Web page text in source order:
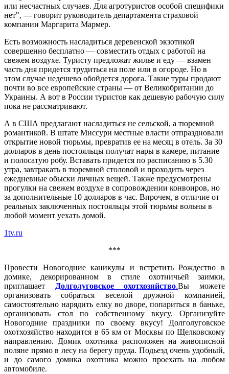
или несчастных случаев. Для агротуристов особой специфики
нет", — говорит руководитель департамента страховой
компании Маргарита Мармер.
Есть возможность насладиться деревенской экзотикой
совершенно бесплатно — совместить отдых с работой на
свежем воздухе. Туристу предложат жилье и еду — взамен
часть дня придется трудиться на поле или в огороде. Но в
этом случае недешево обойдется дорога. Такие туры продают
почти во все европейские страны — от Великобритании до
Украины. А вот в России туристов как дешевую рабочую силу
пока не рассматривают.
А в США предлагают насладиться не сельской, а тюремной
романтикой. В штате Миссури местные власти отпраздновали
открытие новой тюрьмы, превратив ее на месяц в отель. За 30
долларов в день постояльцы получат нары в камере, питание
и полосатую робу. Вставать придется по расписанию в 5.30
утра, завтракать в тюремной столовой и проходить через
ежедневные обыски личных вещей. Также предусмотрены
прогулки на свежем воздухе в сопровождении конвоиров, но
за дополнительные 10 долларов в час. Впрочем, в отличие от
реальных заключенных постояльцы этой тюрьмы вольны в
любой момент уехать домой.
1tv.ru
***
Провести Новогодние каникулы и встретить Рождество в
домике, декорированном в стиле охотничьей заимки,
приглашает
Долголуговское охотхозяйство.Вы можете
организовать собраться веселой дружной компанией,
самостоятельно нарядить елку во дворе, попариться в баньке,
организовать стол по собственному вкусу. Организуйте
Новогодние праздники по своему вкусу! Долголуговское
охотхозяйство находится в 65 км от Москвы по Щелковскому
направлению. Домик охотника расположен на живописной
поляне прямо в лесу на берегу пруда. Подьезд очень удобный,
и до самого домика охотника можно проехать на любом
автомобиле.